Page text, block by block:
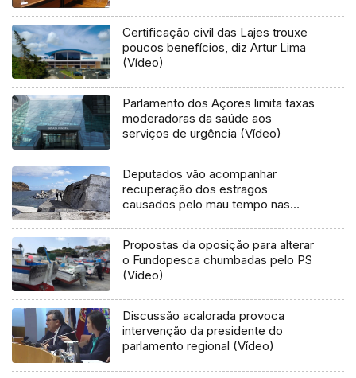
Certificação civil das Lajes trouxe
poucos benefícios, diz Artur Lima
(Vídeo)
Parlamento dos Açores limita taxas
moderadoras da saúde aos
serviços de urgência (Vídeo)
Deputados vão acompanhar
recuperação dos estragos
causados pelo mau tempo nas
Propostas da oposição para alterar
o Fundopesca chumbadas pelo PS
(Vídeo)
Discussão acalorada provoca
intervenção da presidente do
parlamento regional (Vídeo)